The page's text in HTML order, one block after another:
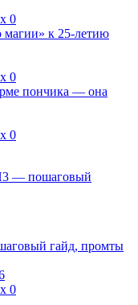
0
магии» к 25-летию
0
пончика — она
0
гайд, промты
0